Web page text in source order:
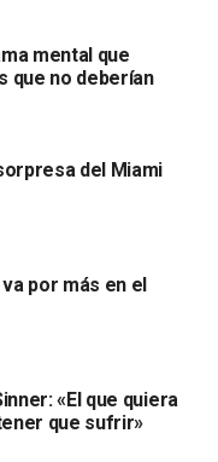
mental que
que no deberían
del Miami
por más en el
«El que quiera
que sufrir»